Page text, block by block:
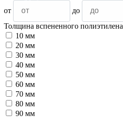
от
до
Толщина вспененного полиэтилена
10 мм
20 мм
30 мм
40 мм
50 мм
60 мм
70 мм
80 мм
90 мм